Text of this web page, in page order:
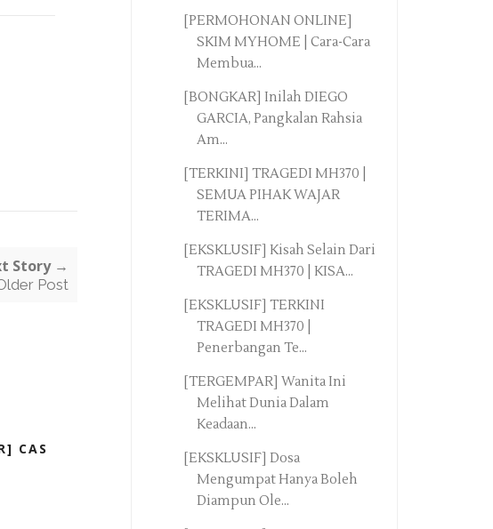
Story →
Post
CAS
[PERMOHONAN ONLINE]
SKIM MYHOME | Cara-Cara
Membua...
[BONGKAR] Inilah DIEGO
GARCIA, Pangkalan Rahsia
Am...
[TERKINI] TRAGEDI MH370 |
SEMUA PIHAK WAJAR
TERIMA...
[EKSKLUSIF] Kisah Selain Dari
TRAGEDI MH370 | KISA...
[EKSKLUSIF] TERKINI
TRAGEDI MH370 |
Penerbangan Te...
[TERGEMPAR] Wanita Ini
Melihat Dunia Dalam
Keadaan...
[EKSKLUSIF] Dosa
Mengumpat Hanya Boleh
Diampun Ole...